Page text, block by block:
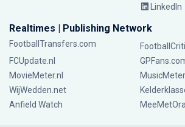
LinkedIn
Realtimes | Publishing Network
FootballTransfers.com
FCUpdate.nl
MovieMeter.nl
WijWedden.net
Anfield Watch